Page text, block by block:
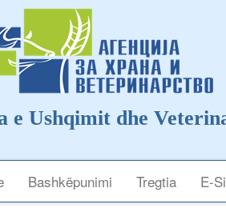
e Ushqimit dhe
Bashkëpunimi Tregtia E-